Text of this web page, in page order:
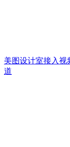
美图设计室接入视
道